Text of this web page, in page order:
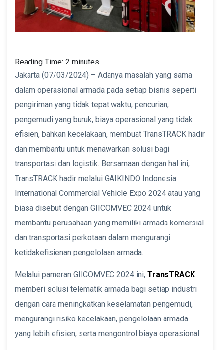
Reading Time: 2 minutes
Jakarta (07/03/2024) – Adanya masalah yang sama
dalam operasional armada pada setiap bisnis seperti
pengiriman yang tidak tepat waktu, pencurian,
pengemudi yang buruk, biaya operasional yang tidak
efisien, bahkan kecelakaan, membuat TransTRACK hadir
dan membantu untuk menawarkan solusi bagi
transportasi dan logistik. Bersamaan dengan hal ini,
TransTRACK hadir melalui GAIKINDO Indonesia
International Commercial Vehicle Expo 2024 atau yang
biasa disebut dengan GIICOMVEC 2024 untuk
membantu perusahaan yang memiliki armada komersial
dan transportasi perkotaan dalam mengurangi
ketidakefisienan pengelolaan armada.
Melalui pameran GIICOMVEC 2024 ini, TransTRACK
memberi solusi telematik armada bagi setiap industri
dengan cara meningkatkan keselamatan pengemudi,
mengurangi risiko kecelakaan, pengelolaan armada
yang lebih efisien, serta mengontrol biaya operasional.